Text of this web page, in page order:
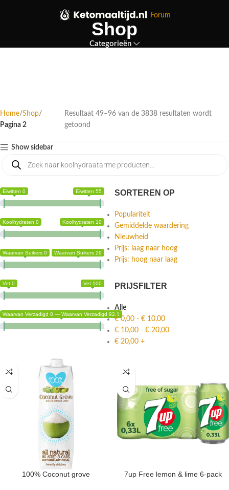
Forum
Shop
Categorieën
Home Shop
Pagina 2
Resultaat 49–96 van de 3838 resultaten wordt
getoond
Show sidebar
Eiwitten 0 Eiwitten 55
Koolhydraten 0 Koolhydraten 10
Waarvan Suikers 0 Waarvan Suikers 29
Vet 0 Vet 100
Waarvan Verzadigd 0 — Waarvan Verzadigd 92.1
SORTEREN OP
Populariteit
Gemiddelde waardering
Nieuwheid
Prijs: laag naar hoog
Prijs: hoog naar laag
PRIJSFILTER
Alle
€0,00 - € 10,00
€ 10,00 - € 20,00
€ 20,00 +
100% Coconut grove 7up Free lemon & lime 6-pack